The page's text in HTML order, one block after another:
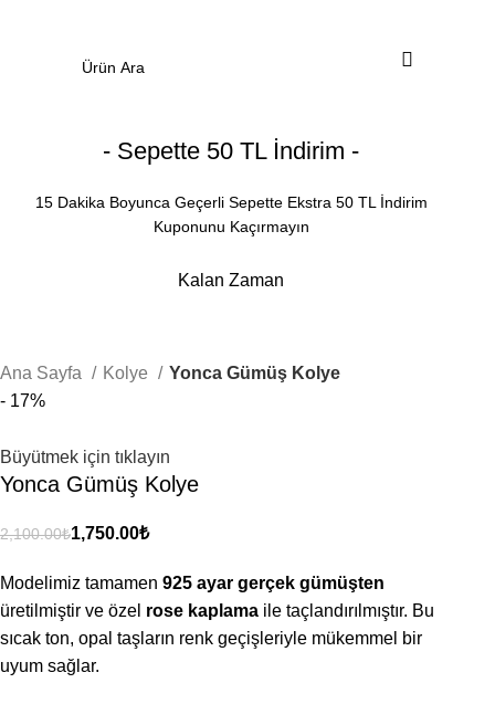
- Sepette 50 TL İndirim -
15 Dakika Boyunca Geçerli Sepette Ekstra 50 TL İndirim
Kuponunu Kaçırmayın
Kalan Zaman
Ana Sayfa Kolye
Yonca Gümüş Kolye
- 17%
Büyütmek için tıklayın
Yonca Gümüş Kolye
2,100.00₺1,750.00₺
Modelimiz tamamen925 ayar gerçek gümüşten
üretilmiştir ve özel rose kaplama ile taçlandırılmıştır. Bu
sıcak ton, opal taşların renk geçişleriyle mükemmel bir
uyum sağlar.